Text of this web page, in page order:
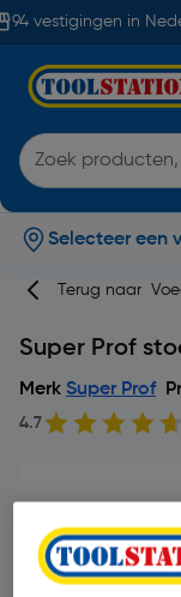
94 vestigingen in
Selecteer een
Terug naar
Super Prof
Merk Super Prof
4.7